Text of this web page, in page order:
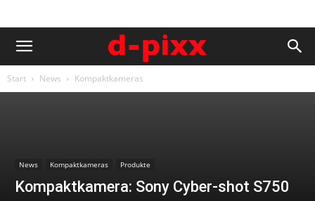
Start News Kompaktkameras
News Kompaktkameras Produkte
Kompaktkamera: Sony Cyber-shot S750